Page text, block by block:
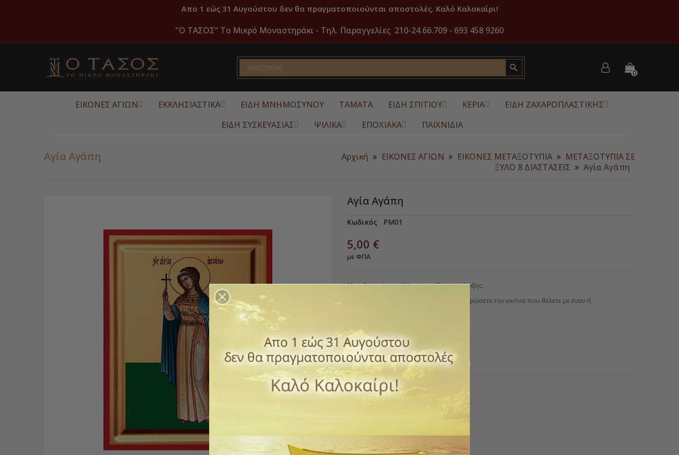
Απο 1 εώς 31 Αυγούστου δεν θα πραγματοποιούνται αποστολές. Καλό Καλοκαίρι!
"O ΤΑΣΟΣ" Το Μικρό Μοναστηράκι - Τηλ. Παραγγελίες 210-24.66.709 - 693 458 9260
 0
ΕΙΚΟΝΕΣ ΑΓΙΩΝ ΕΚΚΛΗΣΙΑΣΤΙΚΑ ΕΙΔΗ ΜΝΗΜΟΣΥΝΟΥ ΤΑΜΑΤΑ ΕΙΔΗ ΣΠΙΤΙΟΥ ΚΕΡΙΑ
ΕΙΔΗ ΖΑΧΑΡΟΠΛΑΣΤΙΚΗΣ
ΕΙΔΗ ΣΥΣΚΕΥΑΣΙΑΣ
ΨΙΛΙΚΑ ΕΠΟΧΙΑΚΑ ΠΑΙΧΝΙΔΙΑ
Αγία Αγάπη Αρχική ΕΙΚΟΝΕΣ ΑΓΙΩΝ ΕΙΚΟΝΕΣ ΜΕΤΑΞΟΤΥΠΙΑ
ΜΕΤΑΞΟΤΥΠΙΑ ΣΕ
ΞΥΛΟ 8 ΔΙΑΣΤΑΣΕΙΣ
Αγία Αγάπη
Αγία Αγάπη
Κωδικός PM01
5,00 €
με ΦΠΑ
Μεταξοτυπίες σε ξύλο και με βάση στήριξης.
*Επικοινωνήστε μαζί μας για να διαμορφώσετε την εικόνα που θέλετε με έναν ή
Μέγεθος εικόνας
Ποσότητα
Διαθέσιμο